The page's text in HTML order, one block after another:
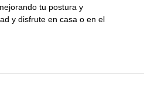
tu postura y
y disfrute en casa o en el